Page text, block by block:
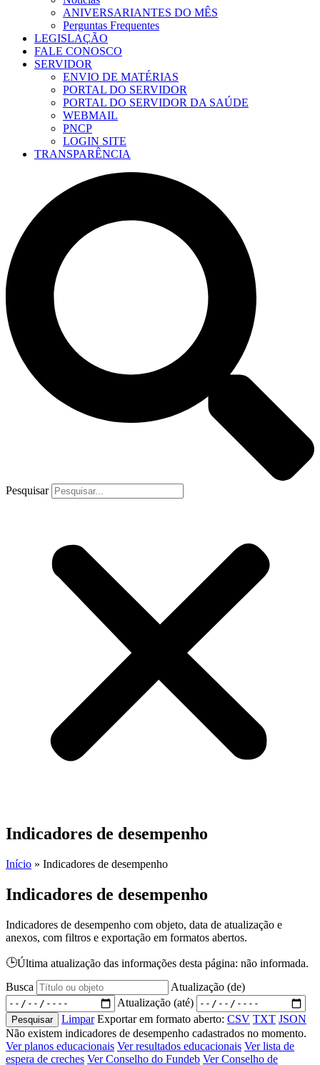
ANIVERSARIANTES DO MÊS
Perguntas Frequentes
LEGISLAÇÃO
FALE CONOSCO
SERVIDOR
ENVIO DE MATÉRIAS
PORTAL DO SERVIDOR
PORTAL DO SERVIDOR DA SAÚDE
WEBMAIL
PNCP
LOGIN SITE
TRANSPARÊNCIA
Pesquisar
Indicadores de desempenho
Início » Indicadores de desempenho
Indicadores de desempenho
Indicadores de desempenho com objeto, data de atualização e
anexos, com filtros e exportação em formatos abertos.
🕒Última atualização das informações desta página: não informada.
Busca
Atualização (de)
Atualização (até)
Pesquisar Limpar Exportar em formato aberto: CSV TXT JSON
Não existem indicadores de desempenho cadastrados no momento.
Ver planos educacionais Ver resultados educacionais Ver lista de
espera de creches Ver Conselho do Fundeb Ver Conselho de